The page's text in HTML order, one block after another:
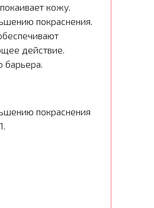
кожу.
покраснения.
действие.
барьера.
покраснения